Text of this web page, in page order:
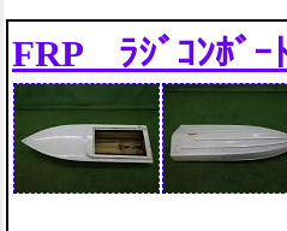
FRP ﾗｼﾞｺﾝﾎﾞ